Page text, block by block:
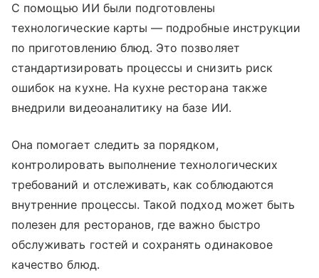
С помощью ИИ были подготовлены
технологические карты — подробные инструкции
по приготовлению блюд. Это позволяет
стандартизировать процессы и снизить риск
ошибок на кухне. На кухне ресторана также
внедрили видеоаналитику на базе ИИ.
Она помогает следить за порядком,
контролировать выполнение технологических
требований и отслеживать, как соблюдаются
внутренние процессы. Такой подход может быть
полезен для ресторанов, где важно быстро
обслуживать гостей и сохранять одинаковое
качество блюд.